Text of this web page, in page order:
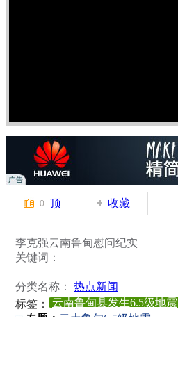
0 顶 收藏
李克强云南鲁甸慰问纪实
关键词：
分类名称： 热点新闻
标签：
云南鲁甸县发生6.5级地震
专题：云南鲁甸6.5级地震